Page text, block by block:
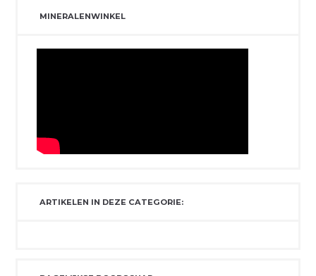
MINERALENWINKEL
ARTIKELEN IN DEZE CATEGORIE: